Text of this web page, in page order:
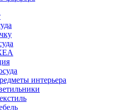
интерьера